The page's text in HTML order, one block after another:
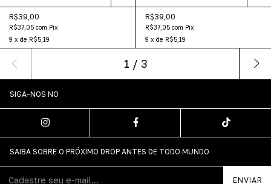
R$39,00
R$37,05 com Pix
9 x de R$5,19
R$39,00
R$37,05 com Pix
9 x de R$5,19
1 / 3
SIGA-NOS NO
SAIBA SOBRE O PRÓXIMO DROP ANTES DE TODO MUNDO